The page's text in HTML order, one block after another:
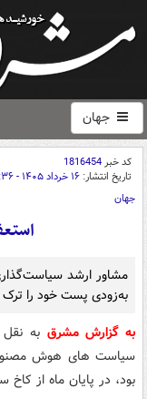
جهان
کد خبر1816454
تاریخ انتشار: ۱۶ خرداد ۱۴۰۵ - ۲۰:۳۶
جهان
مشاور ارشد
به‌زودی پست خود را ترک
به گزارش مشرق به
سیاست‌ های هوش
بود، در پایان ماه از